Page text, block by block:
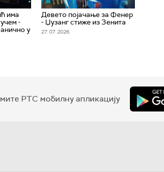
има
-
у
Девето појачање за Фенер
- Џузанг стиже из Зенита
27. 07. 2026.
РТС мобилну апликацију